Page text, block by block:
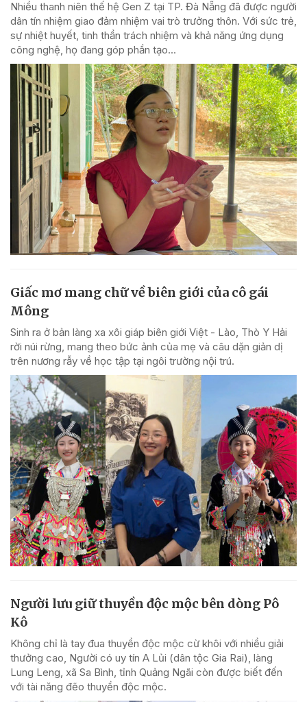
Nhiều thanh niên thế hệ Gen Z tại TP. Đà Nẵng đã được người
dân tín nhiệm giao đảm nhiệm vai trò trưởng thôn. Với sức trẻ,
sự nhiệt huyết, tinh thần trách nhiệm và khả năng ứng dụng
công nghệ, họ đang góp phần tạo...
Giấc mơ mang chữ về biên giới của cô gái
Mông
Sinh ra ở bản làng xa xôi giáp biên giới Việt - Lào, Thò Y Hải
rời núi rừng, mang theo bức ảnh của mẹ và câu dặn giản dị
trên nương rẫy về học tập tại ngôi trường nội trú.
Người lưu giữ thuyền độc mộc bên dòng Pô
Kô
Không chỉ là tay đua thuyền độc mộc cừ khôi với nhiều giải
thưởng cao, Người có uy tín A Lủi (dân tộc Gia Rai), làng
Lung Leng, xã Sa Bình, tỉnh Quảng Ngãi còn được biết đến
với tài năng đẽo thuyền độc mộc.